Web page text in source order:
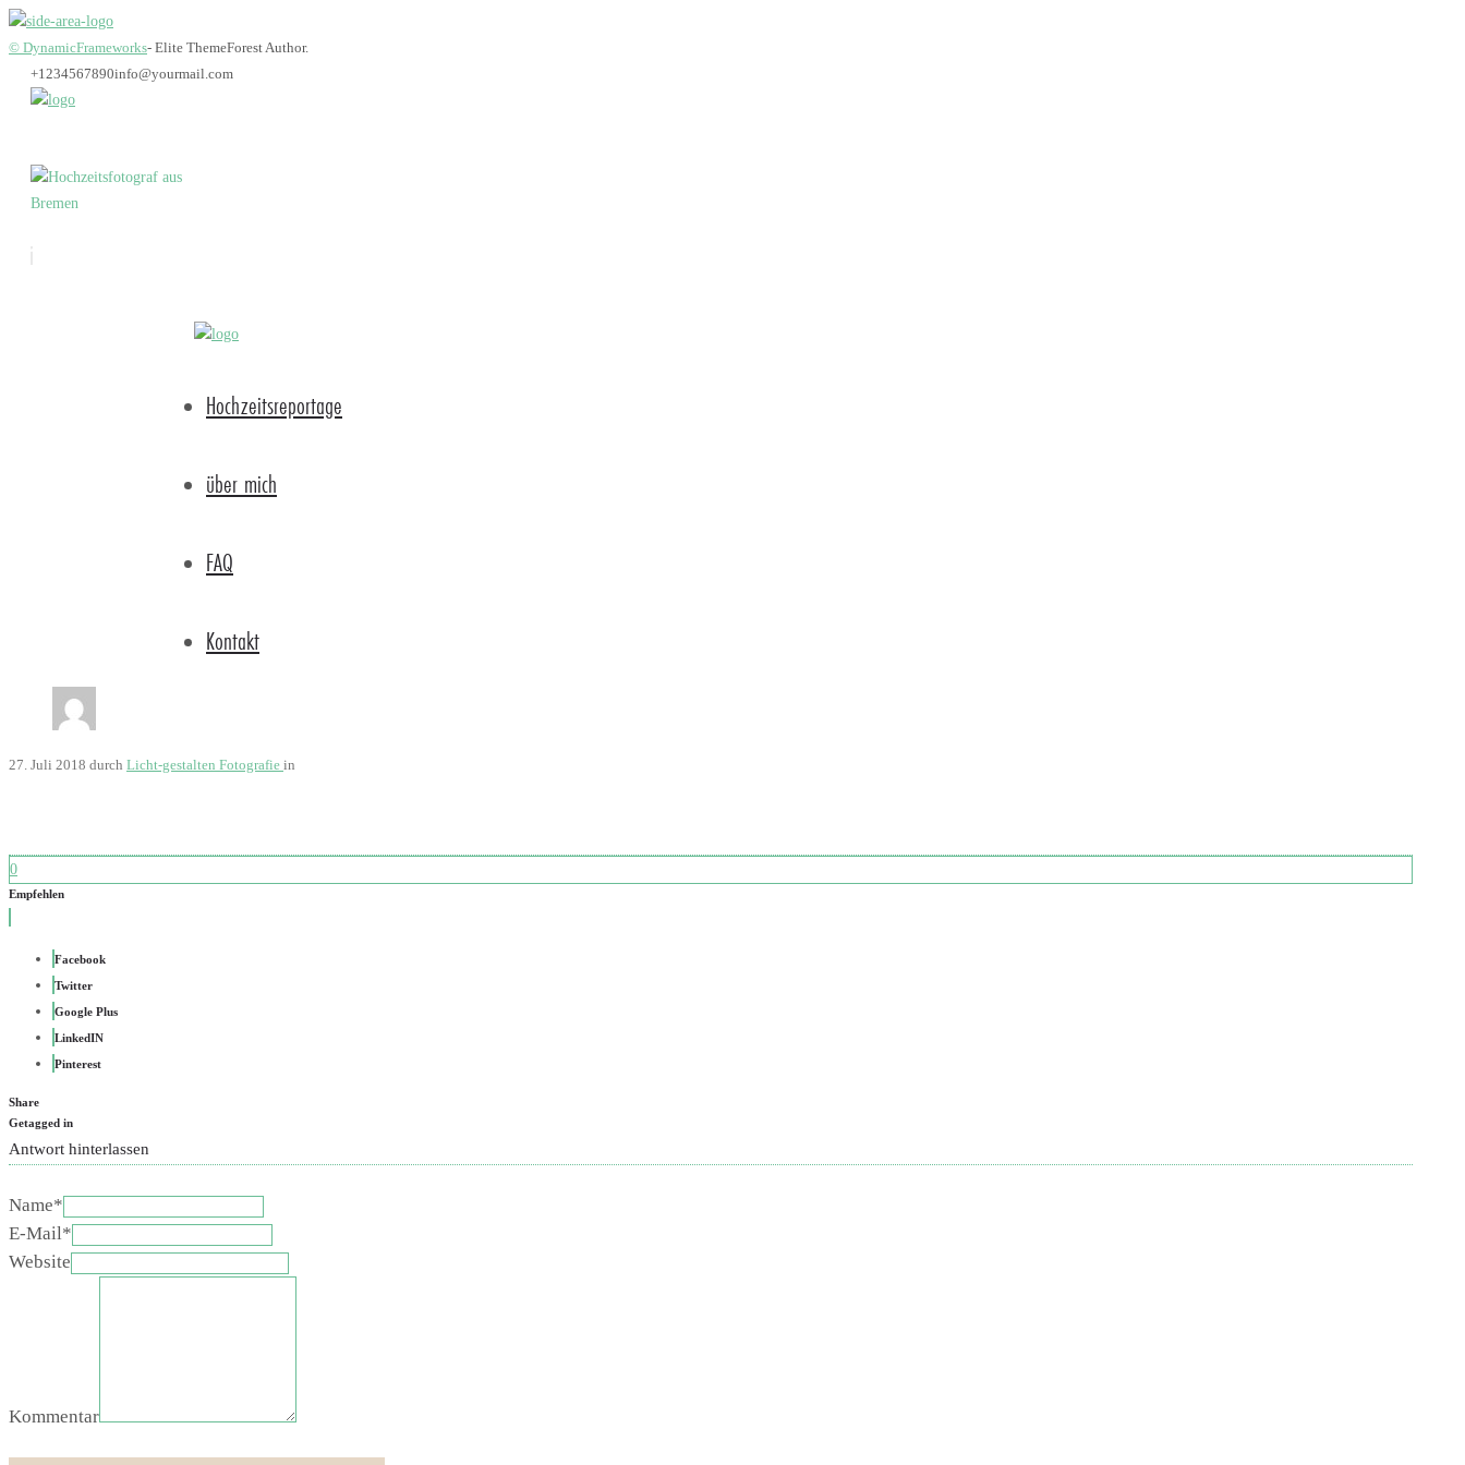
© DynamicFrameworks- Elite ThemeForest Author.
+1234567890info@yourmail.com
Hochzeitsreportage
über mich
FAQ
Kontakt
27. Juli 2018 durch Licht-gestalten Fotografie in
0
Empfehlen
Facebook
Twitter
Google Plus
LinkedIN
Pinterest
Share
Getagged in
Antwort hinterlassen
Name*
E-Mail*
Website
Kommentar